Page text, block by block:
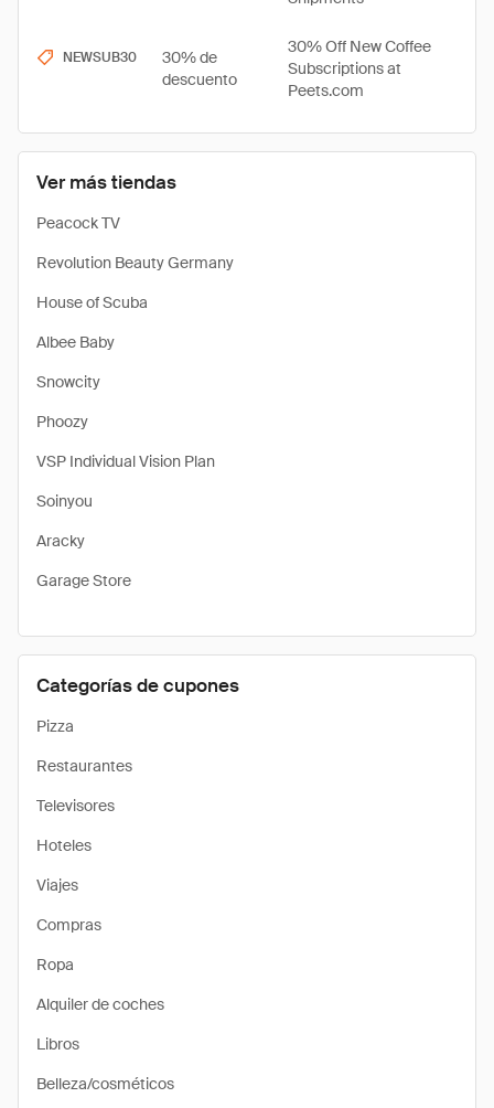
Ver más tiendas
Peacock TV
Revolution Beauty Germany
House of Scuba
Albee Baby
Snowcity
Phoozy
VSP Individual Vision Plan
Soinyou
Aracky
Garage Store
Categorías de cupones
Pizza
Restaurantes
Televisores
Hoteles
Viajes
Compras
Ropa
Alquiler de coches
Libros
Belleza/cosméticos
NEWSUB30
30% de
descuento
30% Off New Coffee
Subscriptions at
Peets.com